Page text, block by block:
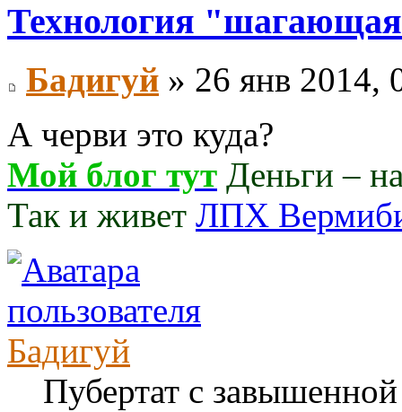
Технология
Бадигуй » 26 янв 2014,
А черви это куда?
Мой блог тут Деньги –
Так и живет ЛПХ
Бадигуй
Пубертат с